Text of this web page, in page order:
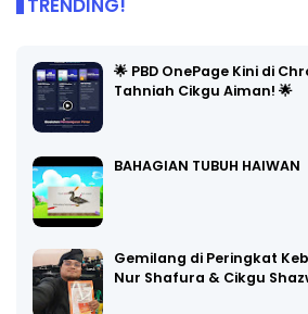
🌟 PBD OnePage Kini di
Tahniah Cikgu Aiman! 🌟
BAHAGIAN TUBUH HAIWAN
Gemilang di Peringkat
Nur Shafura & Cikgu